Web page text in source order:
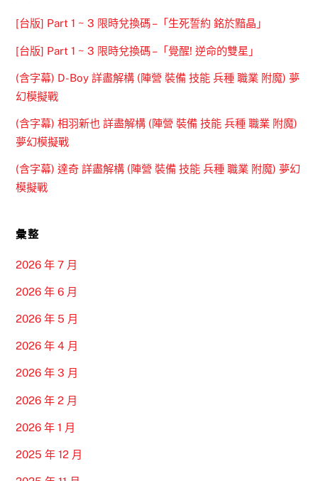
[台版] Part 1 ~ 3 限時兌換碼 –「生死誓約 銘於黯晶」
[台版] Part 1 ~ 3 限時兌換碼 –「覺醒! 逆命的雙星」
(含字幕) D-Boy 詳盡解構 (陣營 裝備 技能 兵種 職業 附魔) 夢
幻模擬戰
(含字幕) 相羽新也 詳盡解構 (陣營 裝備 技能 兵種 職業 附魔)
夢幻模擬戰
(含字幕) 達奇 詳盡解構 (陣營 裝備 技能 兵種 職業 附魔) 夢幻
模擬戰
彙整
2026 年 7 月
2026 年 6 月
2026 年 5 月
2026 年 4 月
2026 年 3 月
2026 年 2 月
2026 年 1 月
2025 年 12 月